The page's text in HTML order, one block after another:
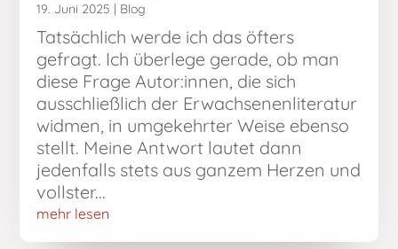
19. Juni 2025 | Blog
Tatsächlich werde ich das öfters
gefragt. Ich überlege gerade, ob man
diese Frage Autor:innen, die sich
ausschließlich der Erwachsenenliteratur
widmen, in umgekehrter Weise ebenso
stellt. Meine Antwort lautet dann
jedenfalls stets aus ganzem Herzen und
vollster...
mehr lesen